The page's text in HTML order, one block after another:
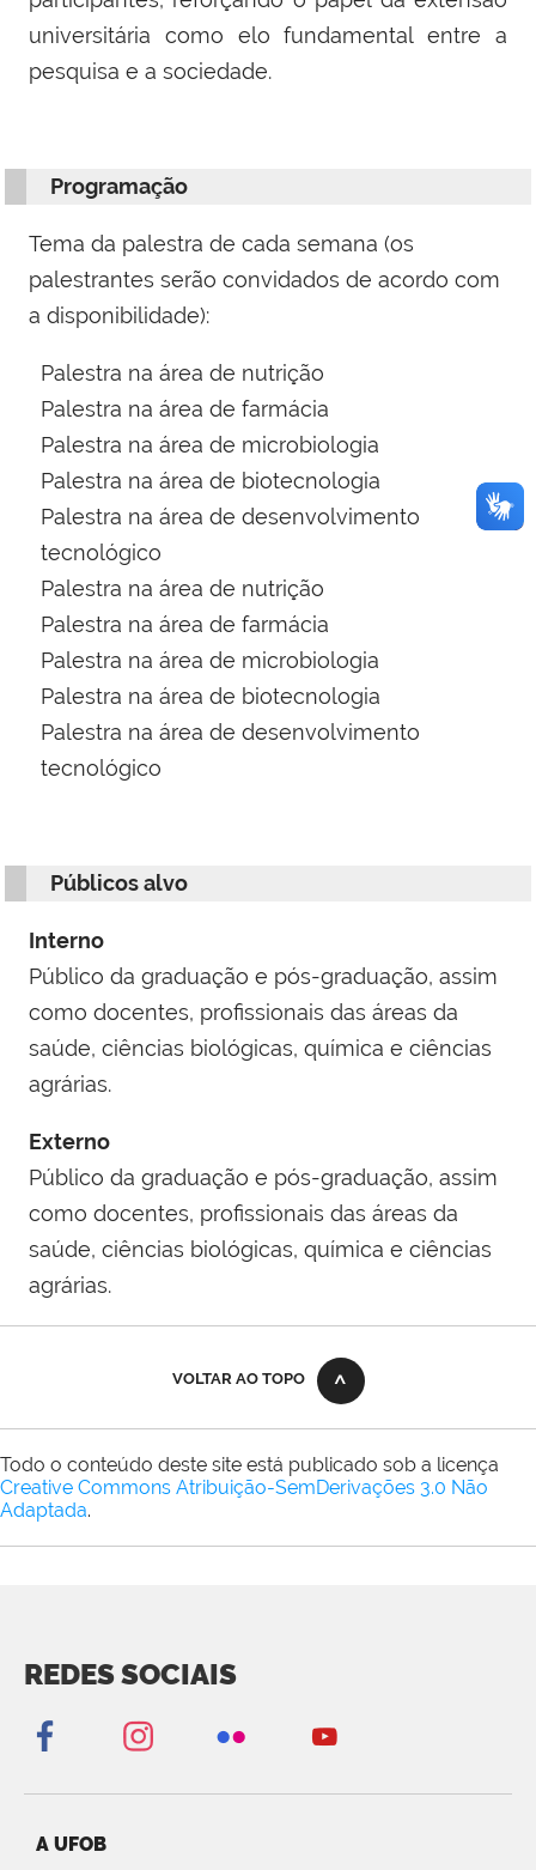
universitária como elo fundamental entre a
pesquisa e a sociedade.
Programação
Tema da palestra de cada semana (os
palestrantes serão convidados de acordo com
a disponibilidade):
Palestra na área de nutrição
Palestra na área de farmácia
Palestra na área de microbiologia
Palestra na área de biotecnologia
Palestra na área de desenvolvimento
tecnológico
Palestra na área de nutrição
Palestra na área de farmácia
Palestra na área de microbiologia
Palestra na área de biotecnologia
Palestra na área de desenvolvimento
tecnológico
Públicos alvo
Interno
Público da graduação e pós-graduação, assim
como docentes, profissionais das áreas da
saúde, ciências biológicas, química e ciências
agrárias.
Externo
Público da graduação e pós-graduação, assim
como docentes, profissionais das áreas da
saúde, ciências biológicas, química e ciências
agrárias.
VOLTAR AO TOPO
Todo o conteúdo deste site está publicado sob a licença
Creative Commons Atribuição-SemDerivações 3.0 Não
Adaptada.
REDES SOCIAIS
A UFOB